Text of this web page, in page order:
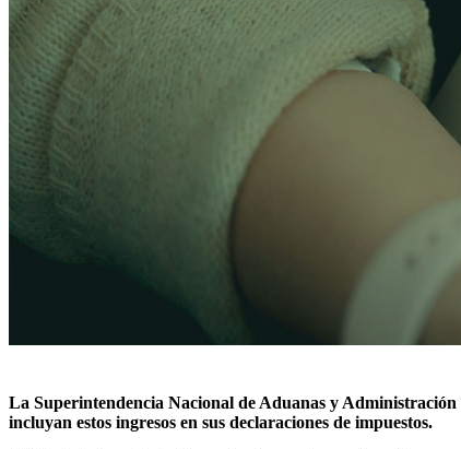
La Superintendencia Nacional de Aduanas y
incluyan estos ingresos en sus declaraciones de impuestos.